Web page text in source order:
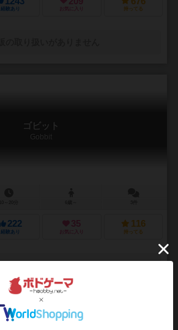
経験あり お気に入り 持ってる
ゴビット
Gobbit
222
経験あり
35
お気に入り
116
持ってる